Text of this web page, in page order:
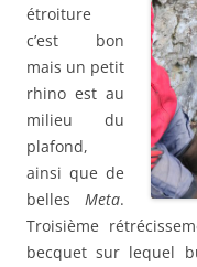
étroiture
c’est bon
mais un petit
rhino est au
milieu du
plafond,
ainsi que de
belles Meta.
Troisième
becquet sur lequel